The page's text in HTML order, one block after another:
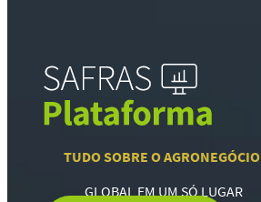
TUDO SOBRE O AGRONEGÓCIO
GLOBAL EM UM SÓ LUGAR